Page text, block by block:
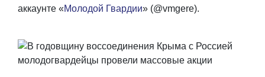
аккаунте «Молодой Гвардии» (@vmgere).